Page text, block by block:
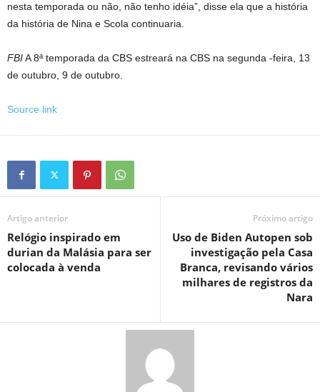
nesta temporada ou não, não tenho idéia”, disse ela que a história
da história de Nina e Scola continuaria.
FBIA 8ª temporada da CBS estreará na CBS na segunda -feira, 13
de outubro, 9 de outubro.
Source link
Artigo anterior
Relógio inspirado em
durian da Malásia para ser
colocada à venda
Próximo artigo
Uso de Biden Autopen sob
investigação pela Casa
Branca, revisando vários
milhares de registros da
Nara